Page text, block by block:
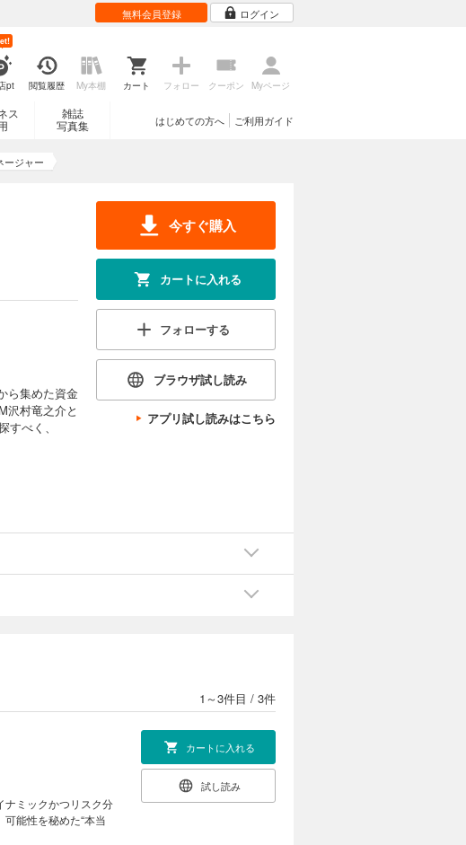
無料会員登録 ログイン
pt 閲覧履歴 My本棚 カート フォロー クーポン Myページ
ス
雑誌
写真集
ご利用ガイド
はじめての方へ
ージャー
ら集めた資金
沢村竜之介と
べく、
今すぐ購入
カートに入れる
フォローする
ブラウザ試し読み
アプリ試し読みはこちら
1～3件目 / 3件
ナミックかつリスク分
能性を秘めた“本当
カートに入れる
試し読み